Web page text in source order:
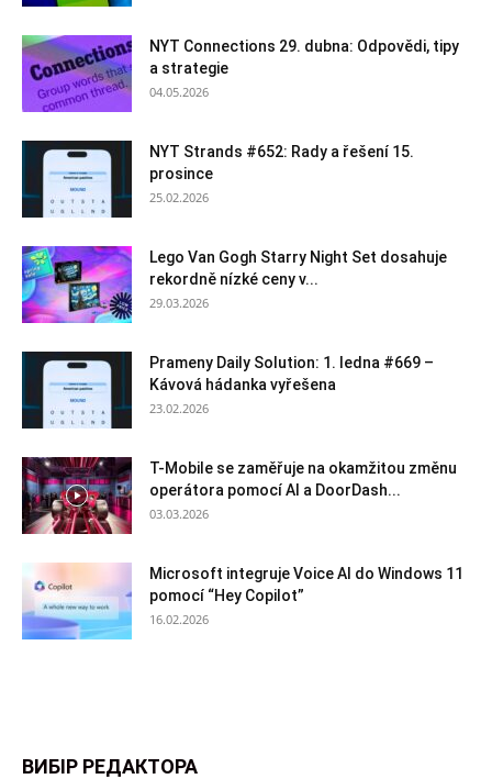
NYT Connections 29. dubna: Odpovědi, tipy
a strategie
04.05.2026
NYT Strands #652: Rady a řešení 15.
prosince
25.02.2026
Lego Van Gogh Starry Night Set dosahuje
rekordně nízké ceny v...
29.03.2026
Prameny Daily Solution: 1. ledna #669 –
Kávová hádanka vyřešena
23.02.2026
T-Mobile se zaměřuje na okamžitou změnu
operátora pomocí AI a DoorDash...
03.03.2026
Microsoft integruje Voice AI do Windows 11
pomocí “Hey Copilot”
16.02.2026
ВИБІР РЕДАКТОРА